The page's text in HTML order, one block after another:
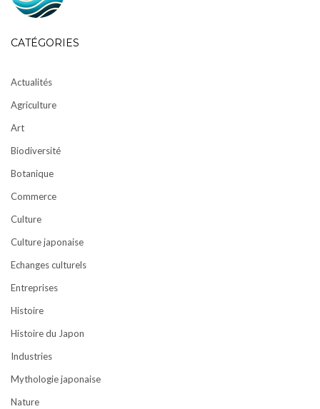
CATÉGORIES
Actualités
Agriculture
Art
Biodiversité
Botanique
Commerce
Culture
Culture japonaise
Echanges culturels
Entreprises
Histoire
Histoire du Japon
Industries
Mythologie japonaise
Nature